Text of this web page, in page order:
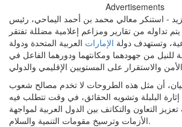
Advertisements
- استنكر معالي محمد بن أحمد اليماحي، رئيس
يتم تداوله من تقارير ومزاعم إعلامية مضللة تفتقر
وتستهدف دولة الإمارات العربية المتحدة ودولة
من جهودهما ومكانتهما ودورهما الفاعل في
أن مثل هذه الطروحات لا تخدم مصالح شعوب
البلبلة وتشويه الحقائق، في وقت تتطلب فيه
تعزيز التعاون والتكاتف بين الدول العربية لمواجهة
الأزمات وترسيخ مقومات التنمية والسلام.